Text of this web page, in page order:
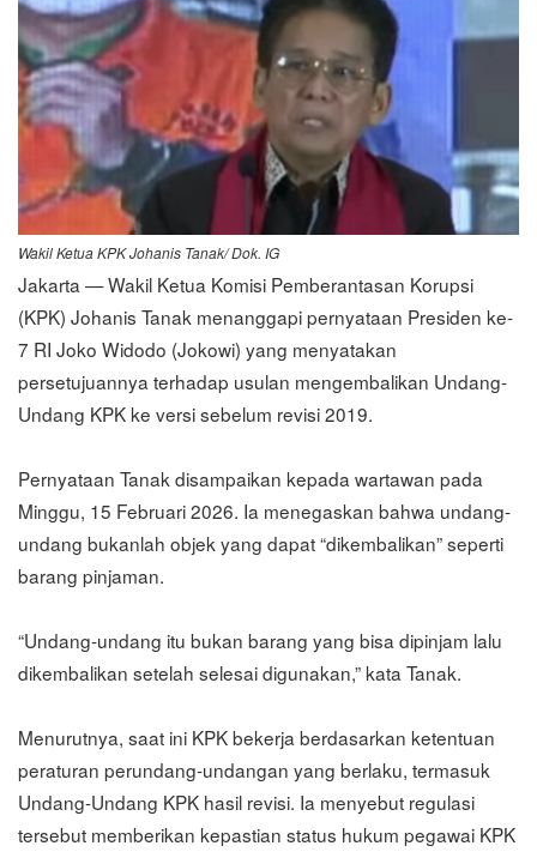
Wakil Ketua KPK Johanis Tanak/ Dok. IG
Jakarta — Wakil Ketua Komisi Pemberantasan Korupsi
(KPK) Johanis Tanak menanggapi pernyataan Presiden ke-
7 RI Joko Widodo (Jokowi) yang menyatakan
persetujuannya terhadap usulan mengembalikan Undang-
Undang KPK ke versi sebelum revisi 2019.
Pernyataan Tanak disampaikan kepada wartawan pada
Minggu, 15 Februari 2026. Ia menegaskan bahwa undang-
undang bukanlah objek yang dapat “dikembalikan” seperti
barang pinjaman.
“Undang-undang itu bukan barang yang bisa dipinjam lalu
dikembalikan setelah selesai digunakan,” kata Tanak.
Menurutnya, saat ini KPK bekerja berdasarkan ketentuan
peraturan perundang-undangan yang berlaku, termasuk
Undang-Undang KPK hasil revisi. Ia menyebut regulasi
tersebut memberikan kepastian status hukum pegawai KPK